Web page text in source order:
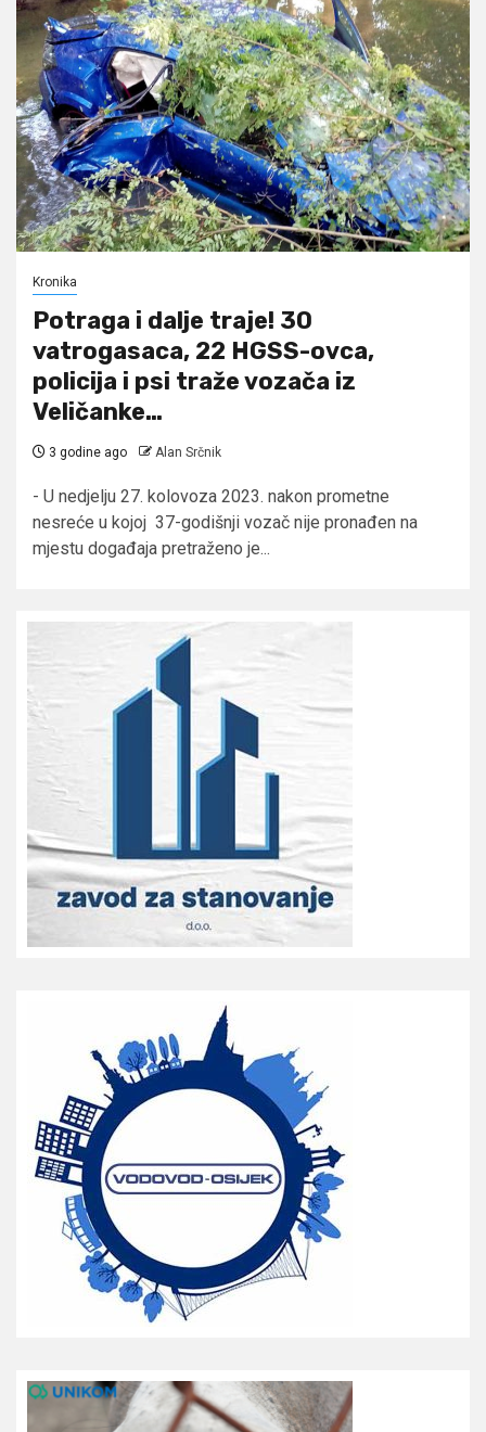
Kronika
Potraga i dalje traje! 30
vatrogasaca, 22 HGSS-ovca,
policija i psi traže vozača iz
Veličanke…
3 godine ago Alan Srčnik
- U nedjelju 27. kolovoza 2023. nakon prometne
nesreće u kojoj 37-godišnji vozač nije pronađen na
mjestu događaja pretraženo je...